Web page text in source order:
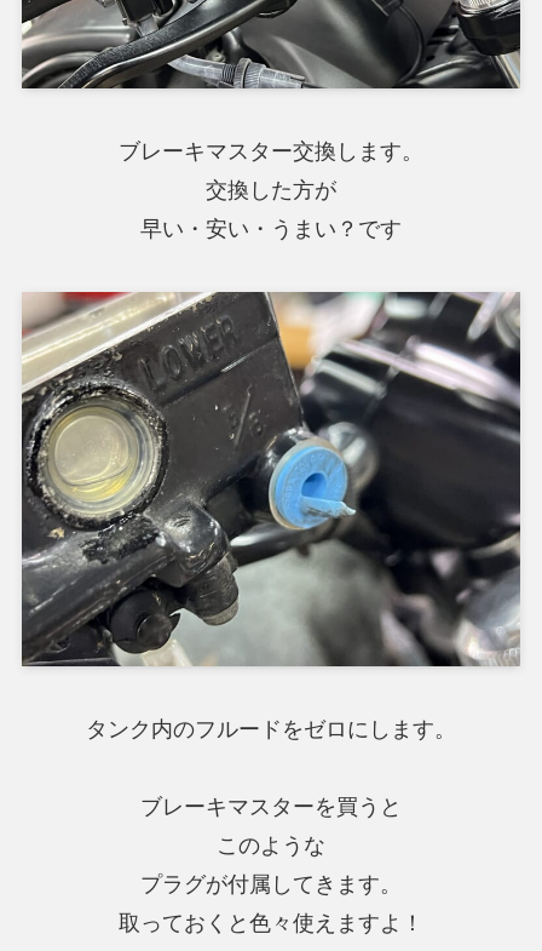
ブレーキマスター交換します。
交換した方が
早い・安い・うまい？です
タンク内のフルードをゼロにします。
ブレーキマスターを買うと
このような
プラグが付属してきます。
取っておくと色々使えますよ！